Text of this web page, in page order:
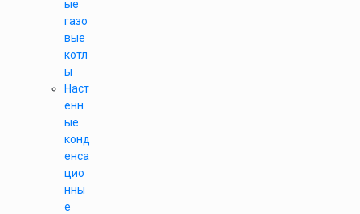
ые
газо
вые
котл
ы
Наст
енн
ые
конд
енса
цио
нны
е